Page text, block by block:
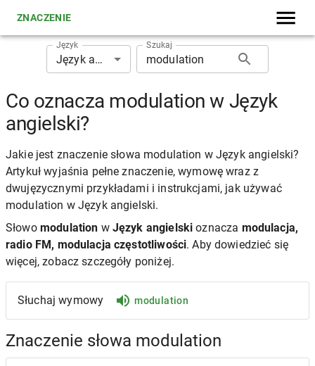
ZNACZENIE
Język
Język angielski
Szukaj
Co oznacza modulation w Język
angielski?
Jakie jest znaczenie słowa modulation w Język angielski?
Artykuł wyjaśnia pełne znaczenie, wymowę wraz z
dwujęzycznymi przykładami i instrukcjami, jak używać
modulation w Język angielski.
Słowo modulation w Język angielski oznacza modulacja,
radio FM, modulacja częstotliwości. Aby dowiedzieć się
więcej, zobacz szczegóły poniżej.
Słuchaj wymowy modulation
Znaczenie słowa modulation